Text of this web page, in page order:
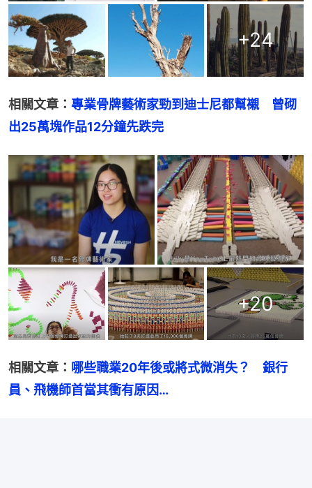
+24
相關文章： 專業骨牌藝術家勁到迪士尼都幫襯　曾砌
出25萬塊作品12分鐘先跌完
+20
相關文章： 哪些職業20年後或將式微消失？　銀行
員、飛機師首當其衝有原因…